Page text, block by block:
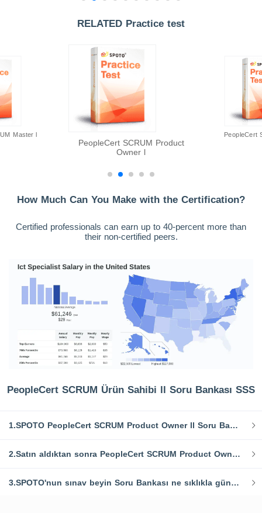
RELATED Practice test
Master l
PeopleCert SCRUM Product
Owner l
PeopleCert
How Much Can You Make with the Certification?
Certified professionals can earn up to 40-percent more than
their non-certified peers.
PeopleCert SCRUM Ürün Sahibi ll Soru Bankası SSS
1.SPOTO PeopleCert SCRUM Product Owner ll Soru Bankasının hizmet süresi ne kadardır?
2.Satın aldıktan sonra PeopleCert SCRUM Product Owner ll sınav sorularını nasıl alabilirim?
3.SPOTO'nun sınav beyin Soru Bankası ne sıklıkla güncelleniyor?